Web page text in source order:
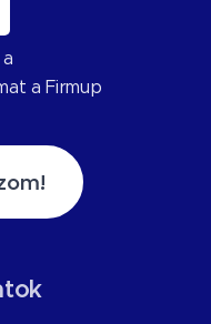
a Firmup